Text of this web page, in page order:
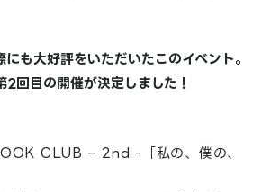
も大好評をいただいたこのイベント。
回目の開催が決定しました！
CLUB – 2nd -「私の、僕の、